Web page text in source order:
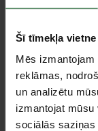
Šī tīmekļa
Mēs
reklāmas,
un analizētu
izmantojat
sociālās
Akcija!